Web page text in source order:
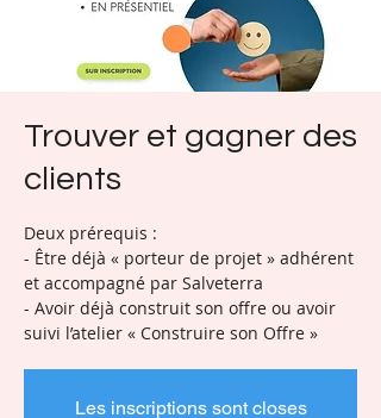
Trouver et gagner des
clients
Deux prérequis :
- Être déjà « porteur de projet » adhérent
et accompagné par Salveterra
- Avoir déjà construit son offre ou avoir
Les inscriptions sont closes